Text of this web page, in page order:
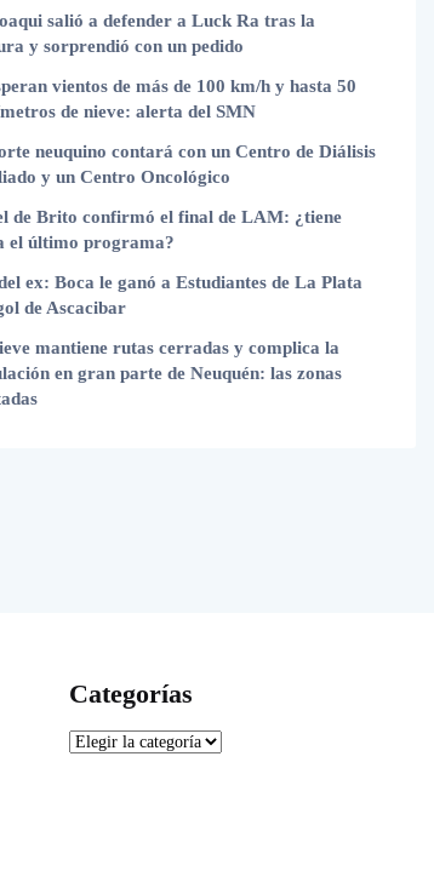
salió a defender a Luck Ra tras la
y sorprendió con un pedido
vientos de más de 100 km/h y hasta 50
de nieve: alerta del SMN
neuquino contará con un Centro de Diálisis
y un Centro Oncológico
de Brito confirmó el final de LAM: ¿tiene
el último programa?
ex: Boca le ganó a Estudiantes de La Plata
de Ascacibar
mantiene rutas cerradas y complica la
en gran parte de Neuquén: las zonas
Categorías